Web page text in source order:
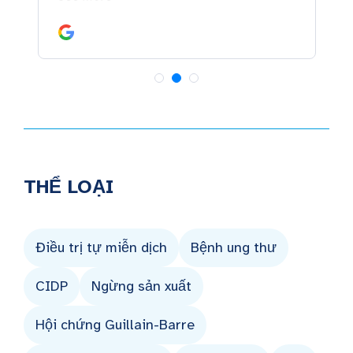
THỂ LOẠI
Điều trị tự miễn dịch Bệnh ung thư
CIDP Ngừng sản xuất
Hội chứng Guillain-Barre